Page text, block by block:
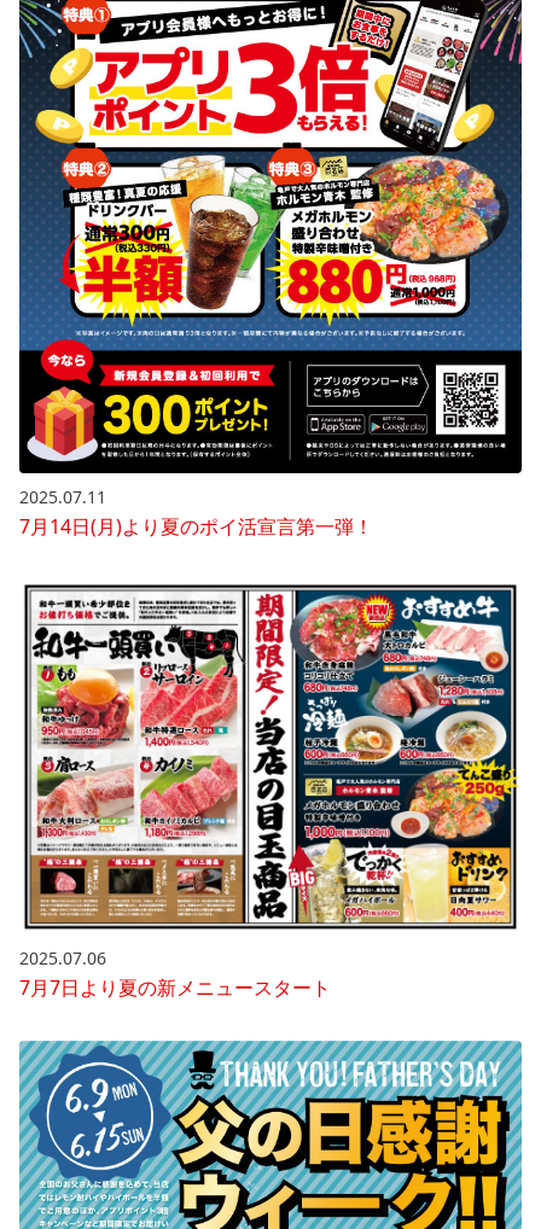
2025.07.11
7月14日(月)より夏のポイ活宣言第一弾！
2025.07.06
7月7日より夏の新メニュースタート